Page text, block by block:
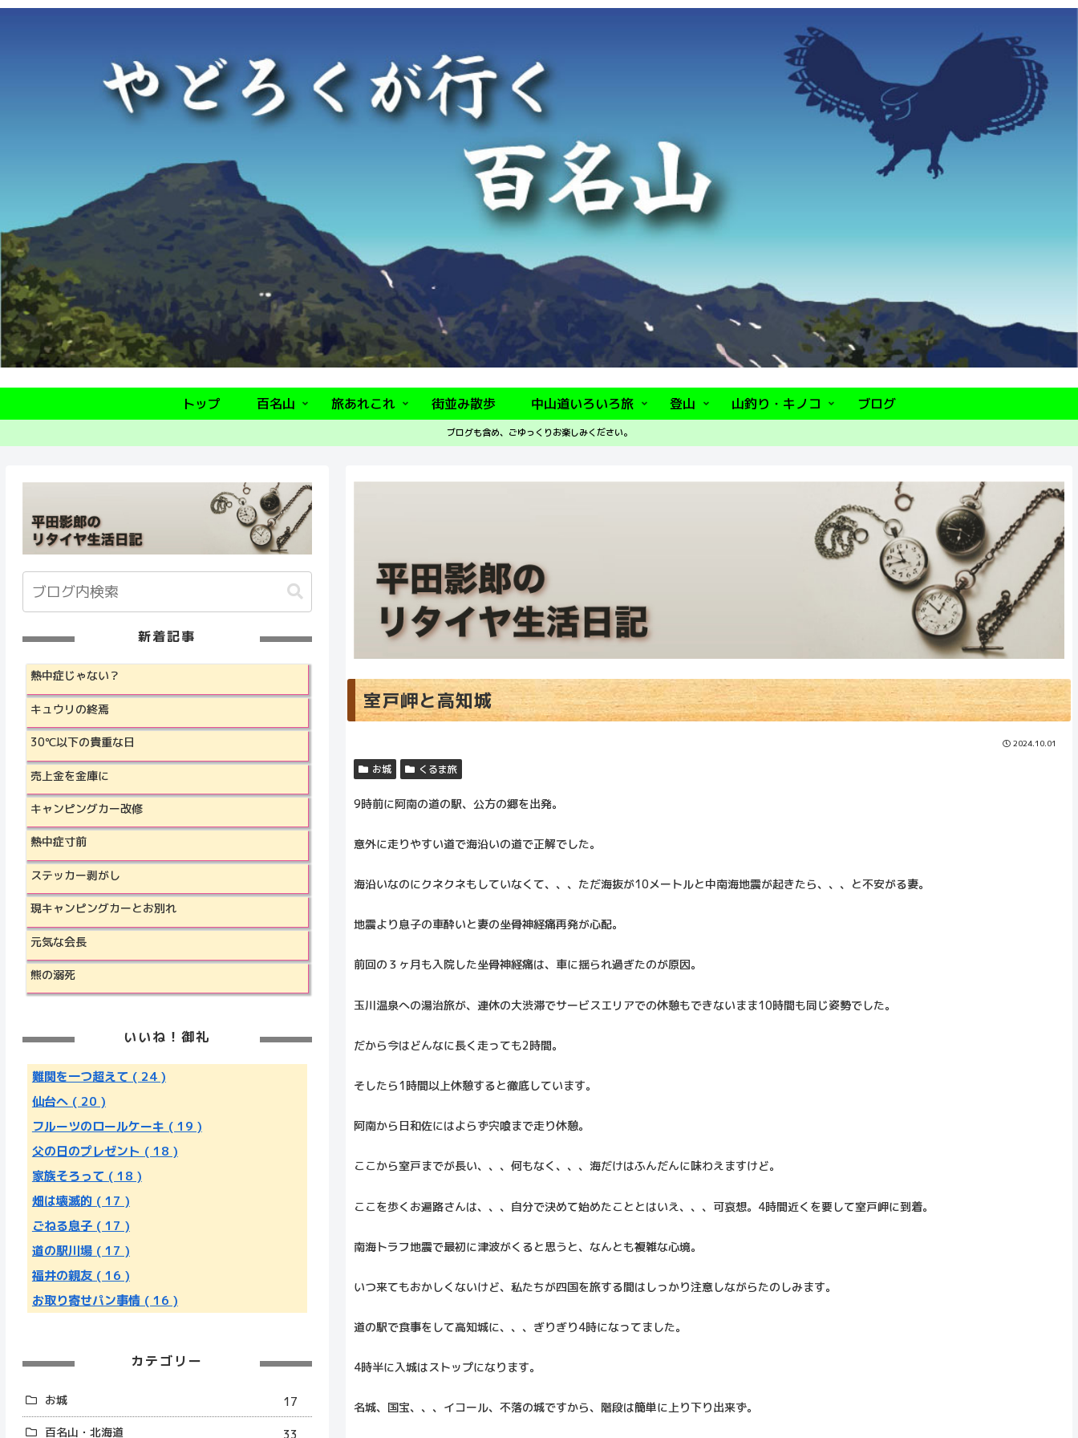
トップ 百名山 旅あれこれ 街並み散歩 中山道いろいろ旅 登山 山釣り・キノコ ブログ
ブログも含め、ごゆっくりお楽しみください。
室戸岬と高知城
2024.10.01
お城 くるま旅
9時前に阿南の道の駅、公方の郷を出発。
意外に走りやすい道で海沿いの道で正解でした。
海沿いなのにクネクネもしていなくて、、、ただ海抜が10メートルと中南海地震が起きたら、、、と不安がる妻。
地震より息子の車酔いと妻の坐骨神経痛再発が心配。
前回の３ヶ月も入院した坐骨神経痛は、車に揺られ過ぎたのが原因。
玉川温泉への湯治旅が、連休の大渋滞でサービスエリアでの休憩もできないまま10時間も同じ姿勢でした。
だから今はどんなに長く走っても2時間。
そしたら1時間以上休憩すると徹底しています。
阿南から日和佐にはよらず宍喰まで走り休憩。
ここから室戸までが長い、、、何もなく、、、海だけはふんだんに味わえますけど。
ここを歩くお遍路さんは、、、自分で決めて始めたこととはいえ、、、可哀想。4時間近くを要して室戸岬に到着。
南海トラフ地震で最初に津波がくると思うと、なんとも複雑な心境。
いつ来てもおかしくないけど、私たちが四国を旅する間はしっかり注意しながらたのしみます。
道の駅で食事をして高知城に、、、ぎりぎり4時になってました。
4時半に入城はストップになります。
名城、国宝、、、イコール、不落の城ですから、階段は簡単に上り下り出来ず。
新着記事
熱中症じゃない？
キュウリの終焉
30℃以下の貴重な日
売上金を金庫に
キャンピングカー改修
熱中症寸前
ステッカー剥がし
現キャンピングカーとお別れ
元気な会長
熊の溺死
いいね！御礼
難関を一つ超えて ( 24 )
仙台へ ( 20 )
フルーツのロールケーキ ( 19 )
父の日のプレゼント ( 18 )
家族そろって ( 18 )
畑は壊滅的 ( 17 )
ごねる息子 ( 17 )
道の駅川場 ( 17 )
福井の親友 ( 16 )
お取り寄せパン事情 ( 16 )
カテゴリー
お城
17
百名山・北海道
33